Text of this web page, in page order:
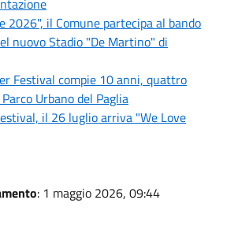
2026", il Comune partecipa al bando
nuovo Stadio "De Martino" di
Festival compie 10 anni, quattro
Urbano del Paglia
il 26 luglio arriva "We Love
: 1 maggio 2026, 09:44